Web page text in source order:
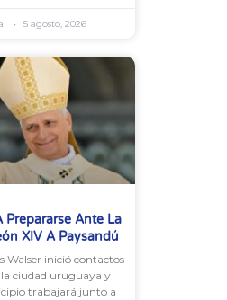
5 agosto, 2026
Ante La
XIV A Paysandú
Walser inició contactos
ciudad uruguaya y
trabajará junto a